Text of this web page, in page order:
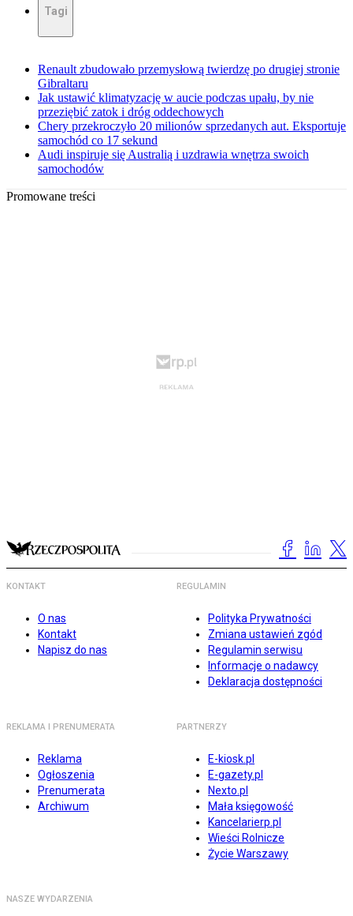
Tagi
Renault zbudowało przemysłową twierdzę po drugiej stronie
Gibraltaru
Jak ustawić klimatyzację w aucie podczas upału, by nie
przeziębić zatok i dróg oddechowych
Chery przekroczyło 20 milionów sprzedanych aut. Eksportuje
samochód co 17 sekund
Audi inspiruje się Australią i uzdrawia wnętrza swoich
samochodów
Promowane treści
KONTAKT
O nas
Kontakt
Napisz do nas
REGULAMIN
Polityka Prywatności
Zmiana ustawień zgód
Regulamin serwisu
Informacje o nadawcy
Deklaracja dostępności
REKLAMA I PRENUMERATA
Reklama
Ogłoszenia
Prenumerata
Archiwum
PARTNERZY
E-kiosk.pl
E-gazety.pl
Nexto.pl
Mała księgowość
Kancelarierp.pl
Wieści Rolnicze
Życie Warszawy
NASZE WYDARZENIA